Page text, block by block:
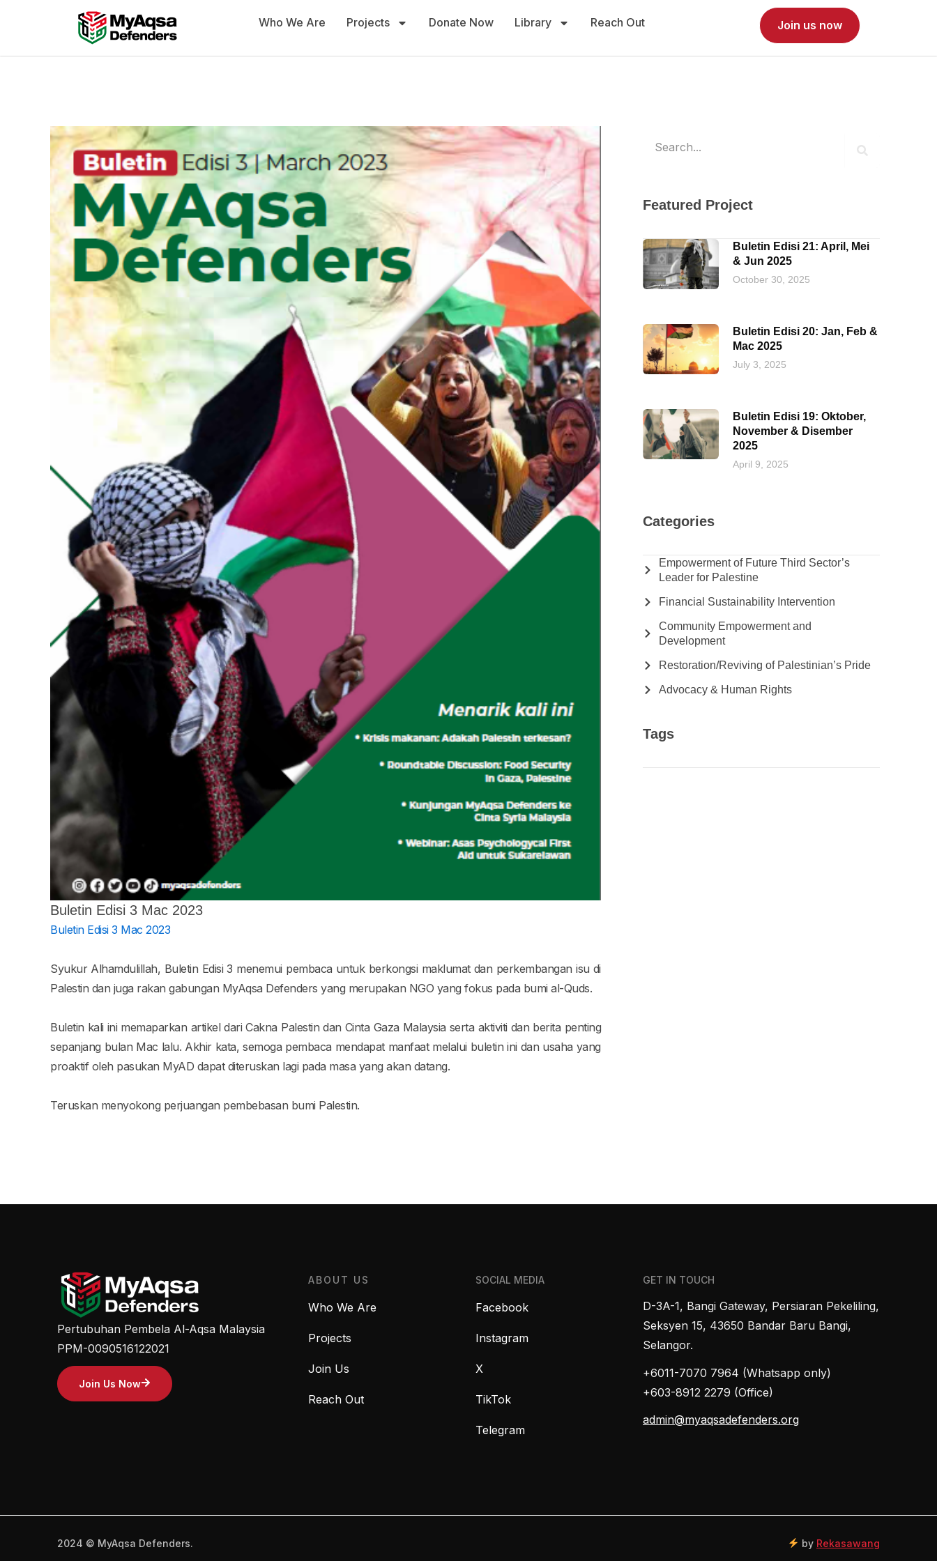
Who We Are Projects Donate Now Library Reach Out Join us now
Buletin Edisi 3 Mac 2023
Buletin Edisi 3 Mac 2023
Syukur Alhamdulillah, Buletin Edisi 3 menemui pembaca untuk berkongsi maklumat dan perkembangan isu di
Palestin dan juga rakan gabungan MyAqsa Defenders yang merupakan NGO yang fokus pada bumi al-Quds.
Buletin kali ini memaparkan artikel dari Cakna Palestin dan Cinta Gaza Malaysia serta aktiviti dan berita penting
sepanjang bulan Mac lalu. Akhir kata, semoga pembaca mendapat manfaat melalui buletin ini dan usaha yang
proaktif oleh pasukan MyAD dapat diteruskan lagi pada masa yang akan datang.
Teruskan menyokong perjuangan pembebasan bumi Palestin.
Search
Featured Project
Buletin Edisi 21: April, Mei
& Jun 2025
October 30, 2025
Buletin Edisi 20: Jan, Feb &
Mac 2025
July 3, 2025
Buletin Edisi 19: Oktober,
November & Disember
2025
April 9, 2025
Categories
Empowerment of Future Third Sector’s
Leader for Palestine
Financial Sustainability Intervention
Community Empowerment and
Development
Restoration/Reviving of Palestinian’s Pride
Advocacy & Human Rights
Tags
Pertubuhan Pembela Al-Aqsa Malaysia
PPM-0090516122021
Join Us Now
ABOUT US
Who We Are
Projects
Join Us
Reach Out
SOCIAL MEDIA
Facebook
Instagram
X
TikTok
Telegram
GET IN TOUCH
D-3A-1, Bangi Gateway, Persiaran Pekeliling,
Seksyen 15, 43650 Bandar Baru Bangi,
Selangor.
+6011-7070 7964 (Whatsapp only)
+603-8912 2279 (Office)
admin@myaqsadefenders.org
2024 © MyAqsa Defenders. by Rekasawang